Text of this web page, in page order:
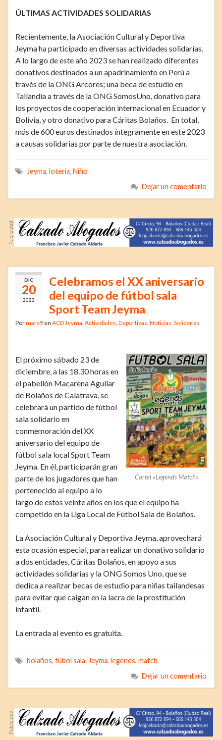
ÚLTIMAS ACTIVIDADES SOLIDARIAS
Recientemente, la Asociación Cultural y Deportiva
Jeyma ha participado en diversas actividades solidarias.
A lo largo de este año 2023 se han realizado diferentes
donativos destinados a un apadrinamiento en Perú a
través de la ONG Arcores; una beca de estudio en
Tailandia a través de la ONG SomosUno, donativo para
los proyectos de cooperación internacional en Ecuador y
Bolivia, y otro donativo para Cáritas Bolaños. En total,
más de 600 euros destinados íntegramente en este 2023
a causas solidarias por parte de nuestra asociación.
Jeyma, loteria, Niño
Dejar un comentario
DIC
20
2023
Celebramos el XX aniversario
del equipo de fútbol sala
Sport Team Jeyma
Pormars9 en ACD Jeyma, Actividades, Deportivas, Noticias, Solidarias
Cartel «Legends Match»
El próximo sábado 23 de
diciembre, a las 18.30 horas en
el pabellón Macarena Aguilar
de Bolaños de Calatrava, se
celebrará un partido de fútbol
sala solidario en
conmemoración del XX
aniversario del equipo de
fútbol sala local Sport Team
Jeyma. En él, participarán gran
parte de los jugadores que han
pertenecido al equipo a lo
largo de estos veinte años en los que el equipo ha
competido en la Liga Local de Fútbol Sala de Bolaños.
La Asociación Cultural y Deportiva Jeyma, aprovechará
esta ocasión especial, para realizar un donativo solidario
a dos entidades, Cáritas Bolaños, en apoyo a sus
actividades solidarias y la ONG Somos Uno, que se
dedica a realizar becas de estudio para niñas tailandesas
para evitar que caigan en la lacra de la prostitución
infantil.
La entrada al evento es gratuita.
bolaños, fúbol sala, Jeyma, legends, match
Dejar un comentario